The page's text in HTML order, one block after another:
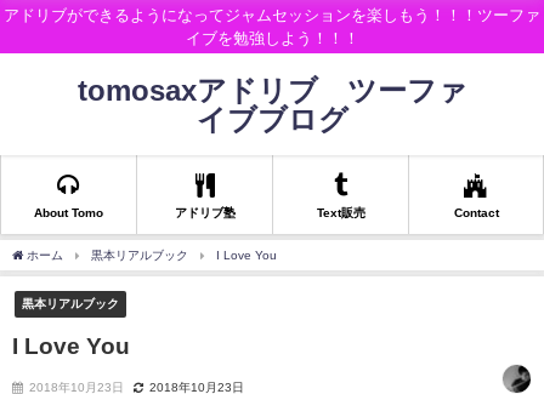
アドリブができるようになってジャムセッションを楽しもう！！！ツーファ
イブを勉強しよう！！！
tomosaxアドリブ ツーファ
イブブログ
About Tomo アドリブ塾 Text販売 Contact
ホーム 黒本リアルブック I Love You
黒本リアルブック
I Love You
2018年10月23日 2018年10月23日